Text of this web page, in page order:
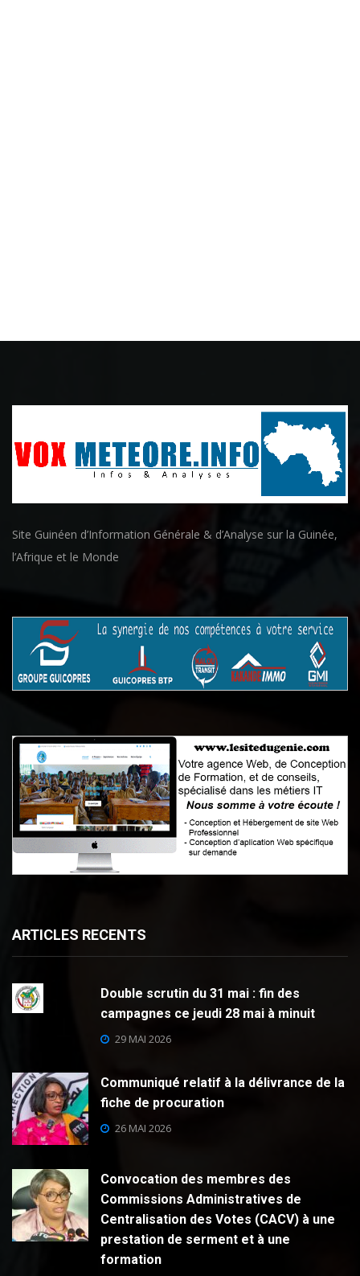
Site Guinéen d’Information Générale & d’Analyse sur la Guinée,
l’Afrique et le Monde
ARTICLES RECENTS
Double scrutin du 31 mai : fin des
campagnes ce jeudi 28 mai à minuit
29 MAI 2026
Communiqué relatif à la délivrance de la
fiche de procuration
26 MAI 2026
Convocation des membres des
Commissions Administratives de
Centralisation des Votes (CACV) à une
prestation de serment et à une
formation